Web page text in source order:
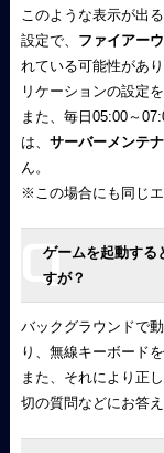
このような表示が出
設定で、 ファイアー
れている可能性があ
リケーションの設定
また、毎日05:00～
は、 サーバーメンテ
ん。
※この場合にも同じ
ゲームを起動する
すが？
バックグラウンドで
り、無線キーボード
また、それにより正
切の質問などにお答